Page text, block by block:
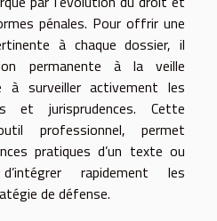
pénales. Pour offrir une
à chaque dossier, il
permanente à la veille
à surveiller activement les
et jurisprudences. Cette
professionnel, permet
pratiques d’un texte ou
rapidement les
de défense.